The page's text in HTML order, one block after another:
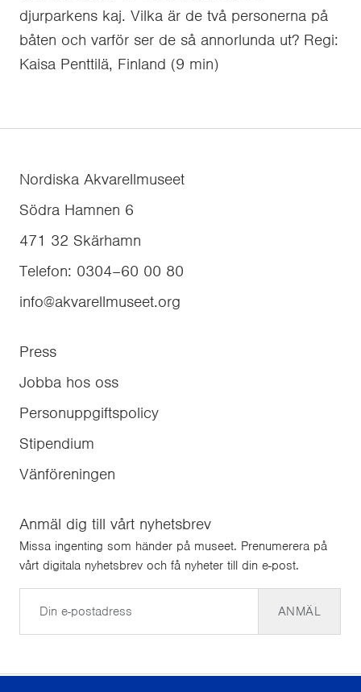
djurparkens kaj. Vilka är de två personerna på
båten och varför ser de så annorlunda ut? Regi:
Kaisa Penttilä, Finland (9 min)
Nordiska Akvarellmuseet
Södra Hamnen 6
471 32 Skärhamn
Telefon: 0304–60 00 80
info@akvarellmuseet.org
Press
Jobba hos oss
Personuppgiftspolicy
Stipendium
Vänföreningen
Anmäl dig till vårt nyhetsbrev
Missa ingenting som händer på museet. Prenumerera på
vårt digitala nyhetsbrev och få nyheter till din e-post.
ANMÄL